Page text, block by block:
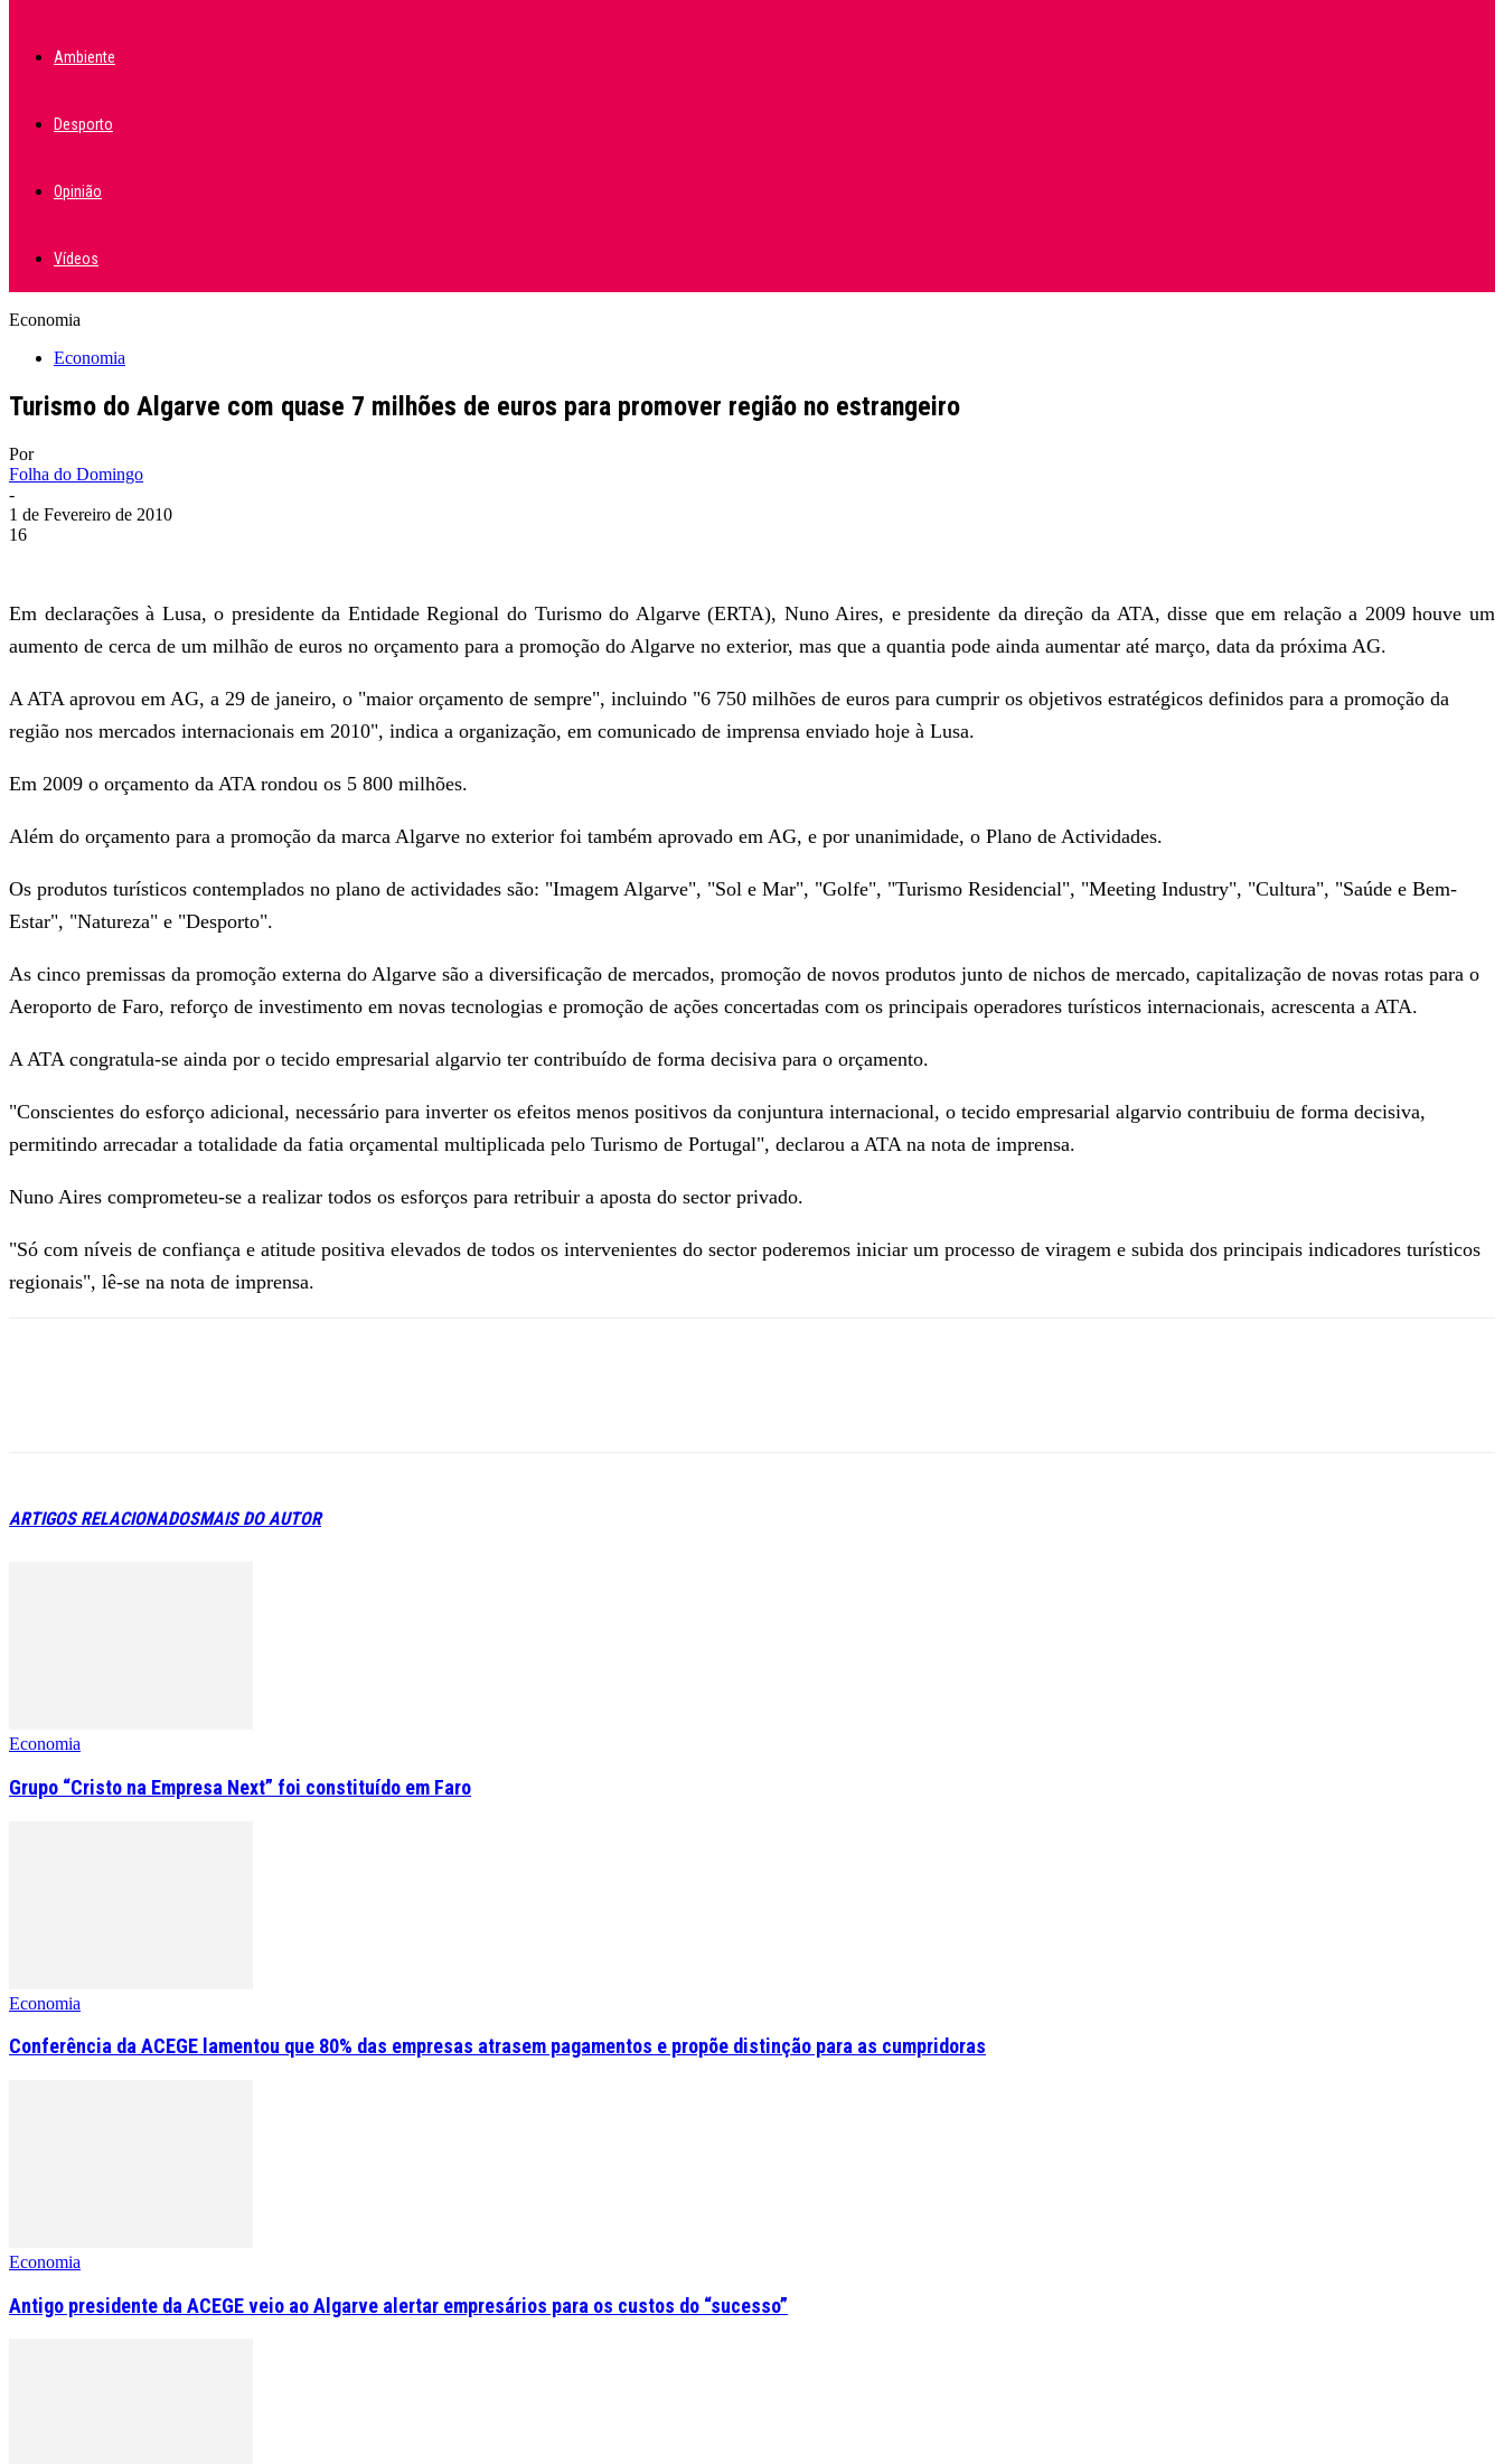
Ambiente
Desporto
Opinião
Vídeos
Economia
Economia
Turismo do Algarve com quase 7 milhões de euros para promover região no estrangeiro
Por
Folha do Domingo
-
1 de Fevereiro de 2010
16
Em declarações à Lusa, o presidente da Entidade Regional do Turismo do Algarve (ERTA), Nuno Aires, e presidente da direção da ATA, disse que em relação a 2009 houve um
aumento de cerca de um milhão de euros no orçamento para a promoção do Algarve no exterior, mas que a quantia pode ainda aumentar até março, data da próxima AG.
A ATA aprovou em AG, a 29 de janeiro, o "maior orçamento de sempre", incluindo "6 750 milhões de euros para cumprir os objetivos estratégicos definidos para a promoção da
região nos mercados internacionais em 2010", indica a organização, em comunicado de imprensa enviado hoje à Lusa.
Em 2009 o orçamento da ATA rondou os 5 800 milhões.
Além do orçamento para a promoção da marca Algarve no exterior foi também aprovado em AG, e por unanimidade, o Plano de Actividades.
Os produtos turísticos contemplados no plano de actividades são: "Imagem Algarve", "Sol e Mar", "Golfe", "Turismo Residencial", "Meeting Industry", "Cultura", "Saúde e Bem-
Estar", "Natureza" e "Desporto".
As cinco premissas da promoção externa do Algarve são a diversificação de mercados, promoção de novos produtos junto de nichos de mercado, capitalização de novas rotas para o
Aeroporto de Faro, reforço de investimento em novas tecnologias e promoção de ações concertadas com os principais operadores turísticos internacionais, acrescenta a ATA.
A ATA congratula-se ainda por o tecido empresarial algarvio ter contribuído de forma decisiva para o orçamento.
"Conscientes do esforço adicional, necessário para inverter os efeitos menos positivos da conjuntura internacional, o tecido empresarial algarvio contribuiu de forma decisiva,
permitindo arrecadar a totalidade da fatia orçamental multiplicada pelo Turismo de Portugal", declarou a ATA na nota de imprensa.
Nuno Aires comprometeu-se a realizar todos os esforços para retribuir a aposta do sector privado.
"Só com níveis de confiança e atitude positiva elevados de todos os intervenientes do sector poderemos iniciar um processo de viragem e subida dos principais indicadores turísticos
regionais", lê-se na nota de imprensa.
ARTIGOS RELACIONADOSMAIS DO AUTOR
Economia
Grupo “Cristo na Empresa Next” foi constituído em Faro
Economia
Conferência da ACEGE lamentou que 80% das empresas atrasem pagamentos e propõe distinção para as cumpridoras
Economia
Antigo presidente da ACEGE veio ao Algarve alertar empresários para os custos do “sucesso”